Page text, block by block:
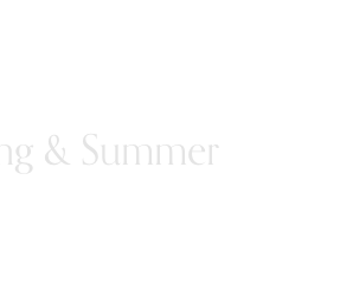
& Summer